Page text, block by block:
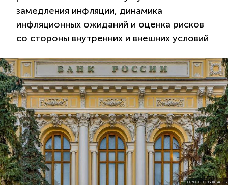
замедления инфляции, динамика
инфляционных ожиданий и оценка рисков
со стороны внутренних и внешних условий
ПРЕСС-СЛУЖБА ЦБ